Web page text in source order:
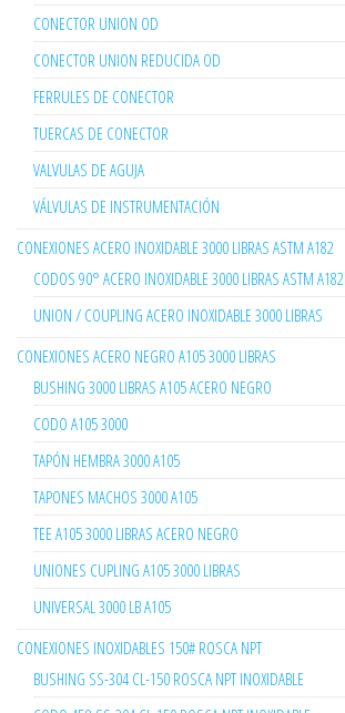
CONECTOR UNION OD
CONECTOR UNION REDUCIDA OD
FERRULES DE CONECTOR
TUERCAS DE CONECTOR
VALVULAS DE AGUJA
VÁLVULAS DE INSTRUMENTACIÓN
CONEXIONES ACERO INOXIDABLE 3000 LIBRAS ASTM A182
CODOS 90° ACERO INOXIDABLE 3000 LIBRAS ASTM A182
UNION / COUPLING ACERO INOXIDABLE 3000 LIBRAS
CONEXIONES ACERO NEGRO A105 3000 LIBRAS
BUSHING 3000 LIBRAS A105 ACERO NEGRO
CODO A105 3000
TAPÓN HEMBRA 3000 A105
TAPONES MACHOS 3000 A105
TEE A105 3000 LIBRAS ACERO NEGRO
UNIONES CUPLING A105 3000 LIBRAS
UNIVERSAL 3000 LB A105
CONEXIONES INOXIDABLES 150# ROSCA NPT
BUSHING SS-304 CL-150 ROSCA NPT INOXIDABLE